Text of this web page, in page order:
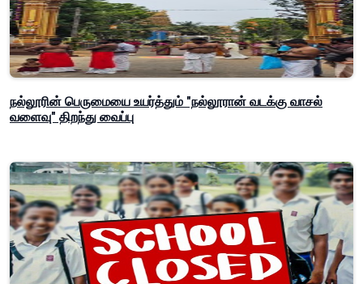
நல்லூரின் பெருமையை உயர்த்தும் "நல்லூரான் வடக்கு வாசல்
வளைவு" திறந்து வைப்பு